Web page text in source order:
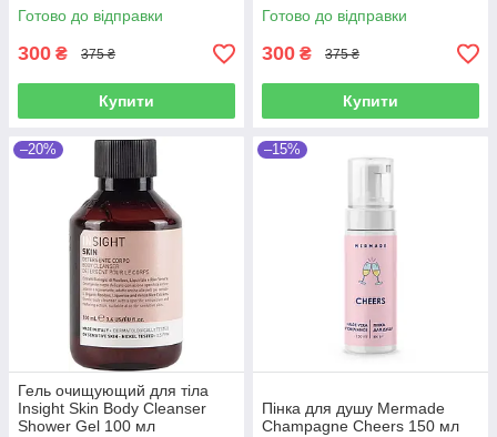
Готово до відправки
300 ₴ 375 ₴
Купити
Готово до відправки
300 ₴ 375 ₴
Купити
–20%
Гель очищующий для тіла
Insight Skin Body Cleanser
Shower Gel 100 мл
–15%
Пінка для душу Mermade
Champagne Cheers 150 мл